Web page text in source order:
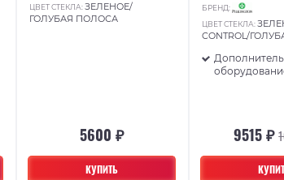
КУПИТЬ
ЦВЕТ СТЕКЛА:ЗЕЛЕНОЕ/
ГОЛУБАЯ ПОЛОСА
5600 ₽
БРЕНД:
ЦВЕТ СТЕКЛА:
CONTROL/
9515 ₽